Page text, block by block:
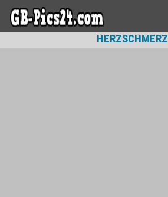
HERZSCHMERZ